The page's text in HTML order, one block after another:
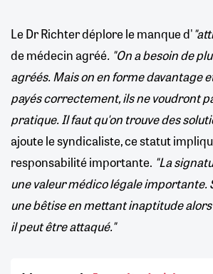
Le Dr Richter déplore le manque d'
de médecin agréé. "On a besoin de
agréés. Mais on en forme davantage
payés correctement, ils ne voudront
pratique. Il faut qu'on trouve des
ajoute le syndicaliste, ce statut
responsabilité importante. "La
une valeur médico légale importante.
une bêtise en mettant inaptitude
il peut être attaqué."